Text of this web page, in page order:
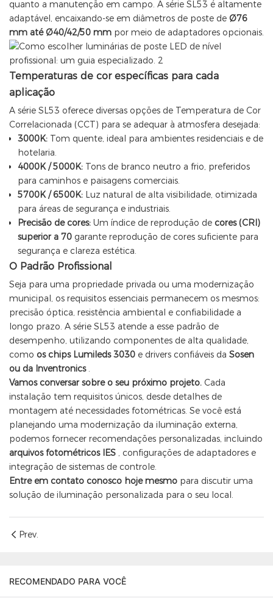
quanto a manutenção em campo. A série SL53 é altamente
adaptável, encaixando-se em diâmetros de poste de Ø76
mm até Ø40/42/50 mm por meio de adaptadores opcionais.
Temperaturas de cor específicas para cada
aplicação
A série SL53 oferece diversas opções de Temperatura de Cor
Correlacionada (CCT) para se adequar à atmosfera desejada:
3000K: Tom quente, ideal para ambientes residenciais e de
hotelaria.
4000K / 5000K: Tons de branco neutro a frio, preferidos
para caminhos e paisagens comerciais.
5700K / 6500K: Luz natural de alta visibilidade, otimizada
para áreas de segurança e industriais.
Precisão de cores: Um índice de reprodução de cores (CRI)
superior a 70 garante reprodução de cores suficiente para
segurança e clareza estética.
O Padrão Profissional
Seja para uma propriedade privada ou uma modernização
municipal, os requisitos essenciais permanecem os mesmos:
precisão óptica, resistência ambiental e confiabilidade a
longo prazo. A série SL53 atende a esse padrão de
desempenho, utilizando componentes de alta qualidade,
como os chips Lumileds 3030 e drivers confiáveis ​​da Sosen
ou da Inventronics.
Vamos conversar sobre o seu próximo projeto. Cada
instalação tem requisitos únicos, desde detalhes de
montagem até necessidades fotométricas. Se você está
planejando uma modernização da iluminação externa,
podemos fornecer recomendações personalizadas, incluindo
arquivos fotométricos IES , configurações de adaptadores e
integração de sistemas de controle.
Entre em contato conosco hoje mesmo para discutir uma
solução de iluminação personalizada para o seu local.
Prev.
RECOMENDADO PARA VOCÊ